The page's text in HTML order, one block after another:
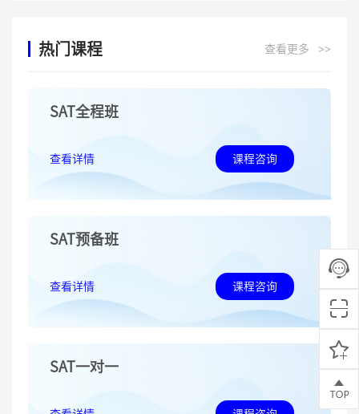
热门课程 查看更多 >>
SAT全程班
查看详情 课程咨询
SAT预备班
查看详情 课程咨询
SAT一对一